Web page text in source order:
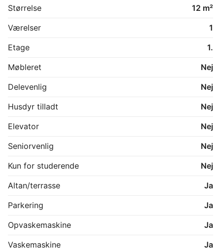
Jeg søger en stabil lejer/roomie, som både jeg og min
du er ved jeg ikke. Så skriv til mig, hvis du er
Størrelse
12 m²
Værelser
1
Etage
1.
Møbleret
Nej
Delevenlig
Nej
Husdyr tilladt
Nej
Elevator
Nej
Seniorvenlig
Nej
Kun for studerende
Nej
Altan/terrasse
Ja
Parkering
Ja
Opvaskemaskine
Ja
Vaskemaskine
Ja